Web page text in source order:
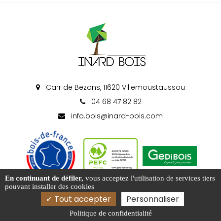
Carr de Bezons, 11620 Villemoustaussou
04 68 47 82 82
info.bois@inard-bois.com
En continuant de défiler, vous acceptez l'utilisation de services tiers
pouvant installer des cookies
Tout accepter Personnaliser
Politique de confidentialité